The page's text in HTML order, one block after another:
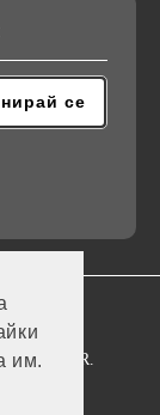
им.
с GDPR.